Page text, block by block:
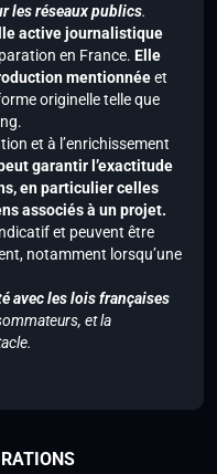
les réseaux publics.
active journalistique
en France. Elle
mentionnéeet
originelle telle que
et à l’enrichissement
garantir l’exactitude
en particulier celles
associés à un projet.
et peuvent être
notamment lorsqu’une
avec les lois françaises
et la